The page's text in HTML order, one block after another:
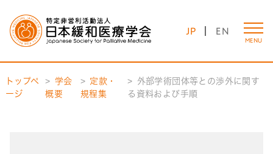
JP EN
MENU
トップペ
ージ
学会
概要
定款・
規程集
外部学術団体等との渉外に関す
る資料および手順